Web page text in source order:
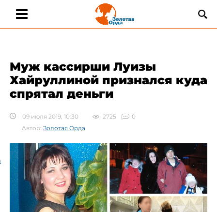
Муж кассирши Луизы
Хайруллиной признался куда
спрятал деньги
09 июля 2019, 10:30 2725
0
Автор: Золотая Орда